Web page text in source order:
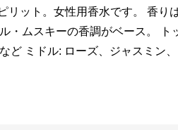
リット。女性用香水です。 香り
・ムスキーの香調がベース。 ト
ど ミドル: ローズ、ジャスミン